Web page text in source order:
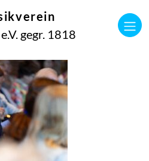
e.V. gegr. 1818